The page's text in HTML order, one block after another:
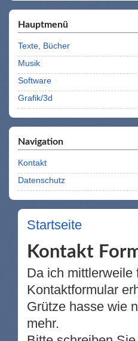
Hauptmenü
Texte, Bücher
Musik
Software
Grafik/3d
Navigation
Kontakt
Datenschutz
Sie sind hier
Startseite
Kontakt
Da ich mittlerweile
Kontaktformular
Grütze hasse wie
mehr.